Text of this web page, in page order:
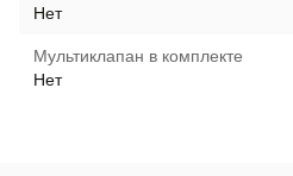
Нет
Мультиклапан в комплекте
Нет